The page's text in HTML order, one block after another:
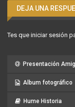
DEJA UNA
Tes que iniciar sesión
Presentación
Album fotográfico
Hume Historia